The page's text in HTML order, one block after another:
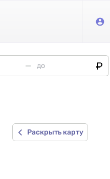
Раскрыть карту